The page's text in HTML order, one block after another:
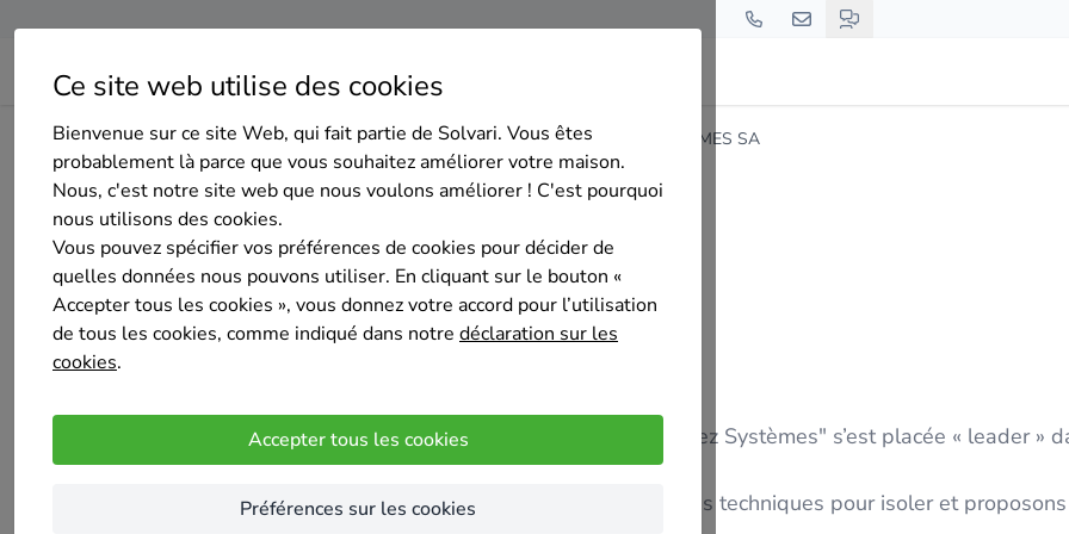
Ce site web utilise des cookies
Bienvenue sur ce site Web, qui fait partie de Solvari. Vous êtes
probablement là parce que vous souhaitez améliorer votre maison.
Nous, c'est notre site web que nous voulons améliorer ! C'est pourquoi
nous utilisons des cookies.
Vous pouvez spécifier vos préférences de cookies pour décider de
quelles données nous pouvons utiliser. En cliquant sur le bouton «
Accepter tous les cookies », vous donnez votre accord pour l’utilisation
de tous les cookies, comme indiqué dans notre déclaration sur les
cookies.
Accepter tous les cookies
Préférences sur les cookies
Home Isolation des murs creux Liège Thimister-Clermont DELHEZ SYSTEMES SA
DELHEZ SYSTEMES SA
Pas encore d'évaluation
Depuis plus de 20 ans, notre entreprise de construction "Delhez Systèmes" s’est placée « leader » dans les
techniques d’étanchéité à l’air et d’isolation des bâtiments.
Ainsi, nous disposons d’une multitude de produits, de solutions techniques pour isoler et